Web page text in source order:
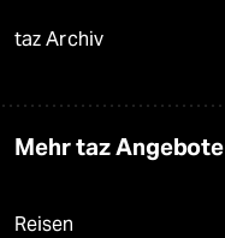
taz Archiv
Mehr taz Angebote
Reisen